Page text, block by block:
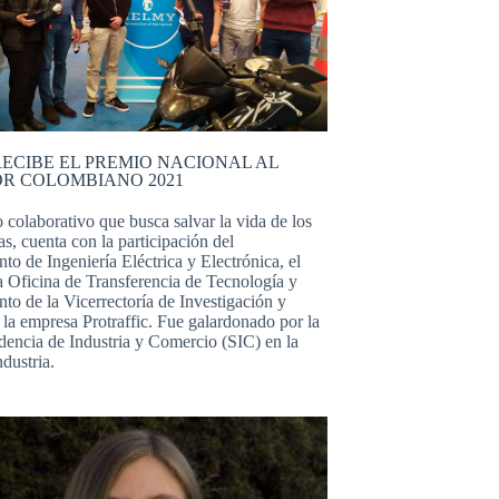
EL PREMIO NACIONAL AL
COLOMBIANO 2021
colaborativo que busca salvar la vida de los
cuenta con la participación del
de Ingeniería Eléctrica y Electrónica, el
Oficina de Transferencia de Tecnología y
de la Vicerrectoría de Investigación y
empresa Protraffic. Fue galardonado por la
de Industria y Comercio (SIC) en la